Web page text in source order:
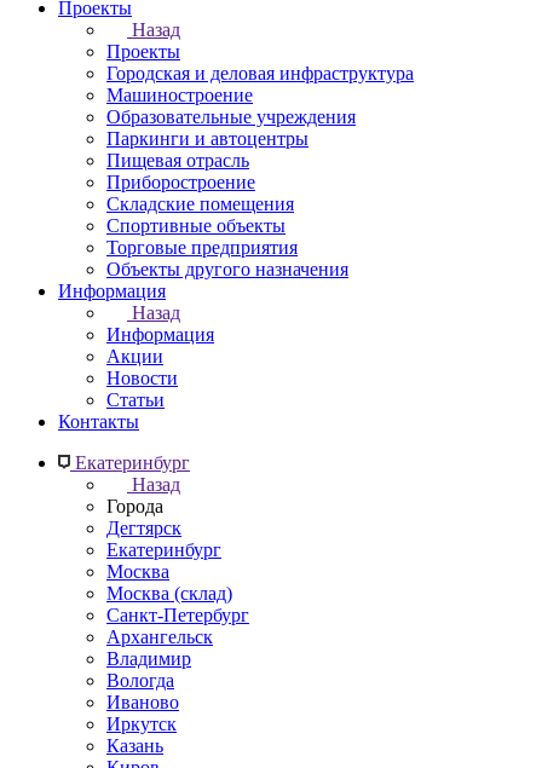
Проекты
Назад
Проекты
Городская и деловая инфраструктура
Машиностроение
Образовательные учреждения
Паркинги и автоцентры
Пищевая отрасль
Приборостроение
Складские помещения
Спортивные объекты
Торговые предприятия
Объекты другого назначения
Информация
Назад
Информация
Акции
Новости
Статьи
Контакты
Екатеринбург
Назад
Города
Дегтярск
Екатеринбург
Москва
Москва (склад)
Санкт-Петербург
Архангельск
Владимир
Вологда
Иваново
Иркутск
Казань